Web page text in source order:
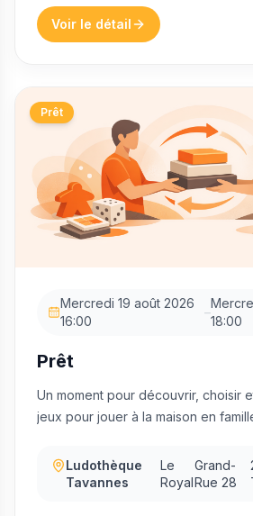
Voir le détail
Prêt
Mercredi 19 août 2026
16:00
–
18:00
Prêt
Un moment pour découvrir, choisir
jeux pour jouer à la maison en
Ludothèque
Tavannes
Le
Royal
Grand-
Rue 28